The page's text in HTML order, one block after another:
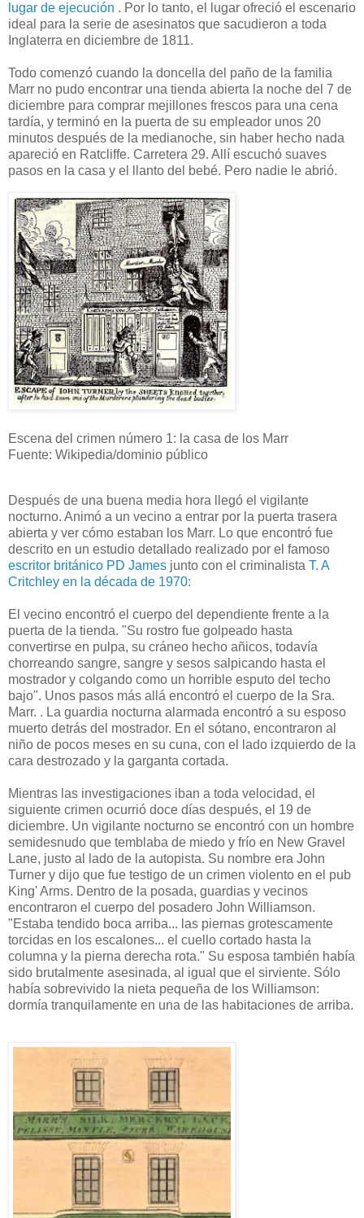
lugar de ejecución . Por lo tanto, el lugar ofreció el escenario
ideal para la serie de asesinatos que sacudieron a toda
Inglaterra en diciembre de 1811.
Todo comenzó cuando la doncella del paño de la familia
Marr no pudo encontrar una tienda abierta la noche del 7 de
diciembre para comprar mejillones frescos para una cena
tardía, y terminó en la puerta de su empleador unos 20
minutos después de la medianoche, sin haber hecho nada
apareció en Ratcliffe. Carretera 29. Allí escuchó suaves
pasos en la casa y el llanto del bebé. Pero nadie le abrió.
Escena del crimen número 1: la casa de los Marr
Fuente: Wikipedia/dominio público
Después de una buena media hora llegó el vigilante
nocturno. Animó a un vecino a entrar por la puerta trasera
abierta y ver cómo estaban los Marr. Lo que encontró fue
descrito en un estudio detallado realizado por el famoso
escritor británico PD James junto con el criminalista T. A
Critchley en la década de 1970:
El vecino encontró el cuerpo del dependiente frente a la
puerta de la tienda. "Su rostro fue golpeado hasta
convertirse en pulpa, su cráneo hecho añicos, todavía
chorreando sangre, sangre y sesos salpicando hasta el
mostrador y colgando como un horrible esputo del techo
bajo". Unos pasos más allá encontró el cuerpo de la Sra.
Marr. . La guardia nocturna alarmada encontró a su esposo
muerto detrás del mostrador. En el sótano, encontraron al
niño de pocos meses en su cuna, con el lado izquierdo de la
cara destrozado y la garganta cortada.
Mientras las investigaciones iban a toda velocidad, el
siguiente crimen ocurrió doce días después, el 19 de
diciembre. Un vigilante nocturno se encontró con un hombre
semidesnudo que temblaba de miedo y frío en New Gravel
Lane, justo al lado de la autopista. Su nombre era John
Turner y dijo que fue testigo de un crimen violento en el pub
King' Arms. Dentro de la posada, guardias y vecinos
encontraron el cuerpo del posadero John Williamson.
"Estaba tendido boca arriba... las piernas grotescamente
torcidas en los escalones... el cuello cortado hasta la
columna y la pierna derecha rota." Su esposa también había
sido brutalmente asesinada, al igual que el sirviente. Sólo
había sobrevivido la nieta pequeña de los Williamson:
dormía tranquilamente en una de las habitaciones de arriba.